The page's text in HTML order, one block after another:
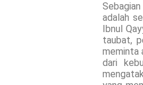
Sebagian
adalah
Ibnul
taubat,
meminta
dari